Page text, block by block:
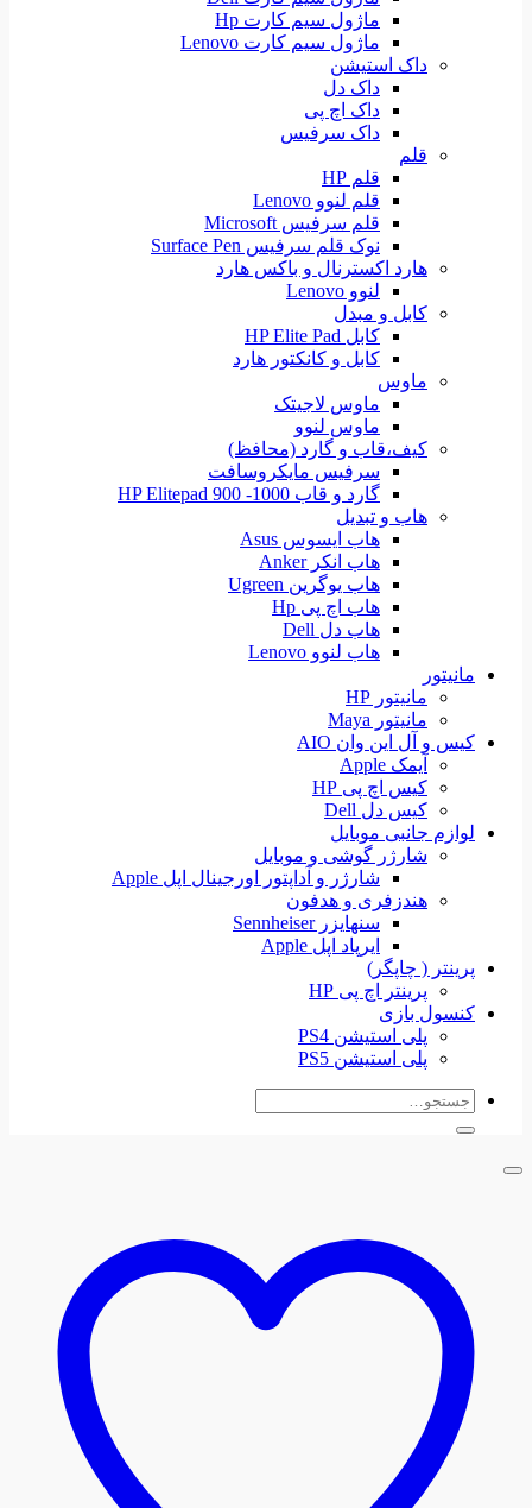
ماژول سیم کارت Hp
ماژول سیم کارت Lenovo
داک استیشن
داک دل
داک اچ پی
داک سرفیس
قلم
قلم HP
قلم لنوو Lenovo
قلم سرفیس Microsoft
نوک قلم سرفیس Surface Pen
هارد اکسترنال و باکس هارد
لنوو Lenovo
کابل و مبدل
کابل HP Elite Pad
کابل و کانکتور هارد
ماوس
ماوس لاجیتک
ماوس لنوو
کیف،قاب و گارد (محافظ)
سرفیس مایکروسافت
گارد و قاب HP Elitepad 900 -1000
هاب و تبدیل
هاب ایسوس Asus
هاب انکر Anker
هاب یوگرین Ugreen
هاب اچ پی Hp
هاب دل Dell
هاب لنوو Lenovo
مانیتور
مانیتور HP
مانیتور Maya
کیس و آل این وان AIO
آیمک Apple
کیس اچ پی HP
کیس دل Dell
لوازم جانبی موبایل
شارژر گوشی و موبایل
شارژر و آداپتور اورجینال اپل Apple
هندزفری و هدفون
سنهایزر Sennheiser
ایرپاد اپل Apple
پرینتر ( چاپگر)
پرینتر اچ پی HP
کنسول بازی
پلی استیشن PS4
پلی استیشن PS5
جستجو